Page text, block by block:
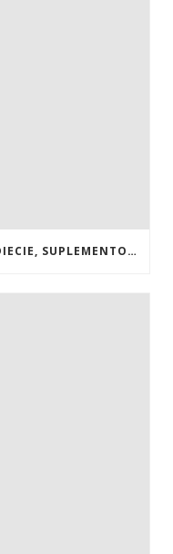
JAK POPRAWIĆ WZROK DZIĘKI DIECIE, SUPLEMENTOM BOGATYM W ANTYOKSYDANTY I WITAMINY. JAK POPRAWIĆ WZROK? DIETA NA LEPSZY WZROK. LUTEINA NA WZROK. WITAMINY NA WZROK.